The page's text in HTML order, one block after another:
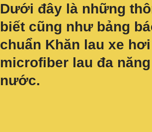
Dưới đây là những
biết cũng như bảng
chuẩn Khăn lau xe hơi
microfiber lau đa năng
nước.